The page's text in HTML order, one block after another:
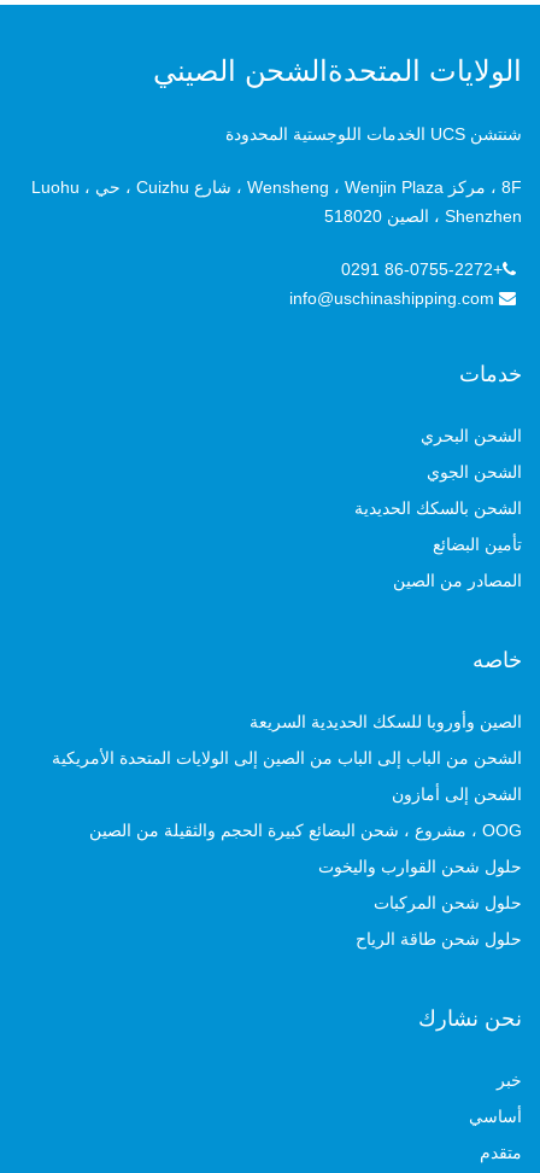
الولايات المتحدةالشحن الصيني
شنتشن UCS الخدمات اللوجستية المحدودة
8F ، مركز Wensheng ، Wenjin Plaza ، شارع Cuizhu ، حي Luohu ،
Shenzhen ، الصين 518020
+86-0755-2272 0291
info@uschinashipping.com
خدمات
الشحن البحري
الشحن الجوي
الشحن بالسكك الحديدية
تأمين البضائع
المصادر من الصين
خاصه
الصين وأوروبا للسكك الحديدية السريعة
الشحن من الباب إلى الباب من الصين إلى الولايات المتحدة الأمريكية
الشحن إلى أمازون
OOG ، مشروع ، شحن البضائع كبيرة الحجم والثقيلة من الصين
حلول شحن القوارب واليخوت
حلول شحن المركبات
حلول شحن طاقة الرياح
نحن نشارك
خبر
أساسي
متقدم